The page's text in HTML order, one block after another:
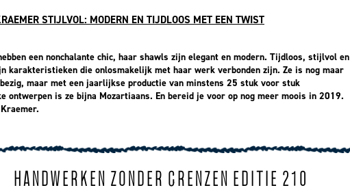
STIJLVOL: MODERN EN TIJDLOOS MET EEN TWIST
een nonchalante chic, haar shawls zijn elegant en modern. Tijdloos, stijlvol en
karakteristieken die onlosmakelijk met haar werk verbonden zijn. Ze is nog maar
maar met een jaarlijkse productie van minstens 25 stuk voor stuk
ontwerpen is ze bijna Mozartiaans. En bereid je voor op nog meer moois in 2019.
HANDWERKEN ZONDER GRENZEN EDITIE 210